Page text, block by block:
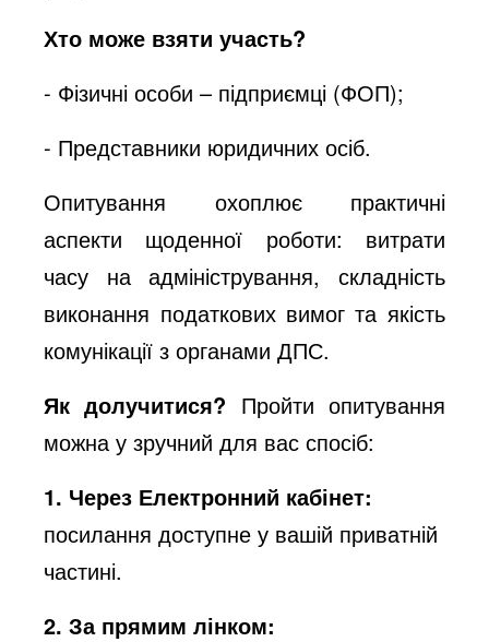
Хто може взяти участь?
- Фізичні особи – підприємці (ФОП);
- Представники юридичних осіб.
Опитування охоплює практичні
аспекти щоденної роботи: витрати
часу на адміністрування, складність
виконання податкових вимог та якість
комунікації з органами ДПС.
Як долучитися? Пройти опитування
можна у зручний для вас спосіб:
1. Через Електронний кабінет:
посилання доступне у вашій приватній
частині.
2. За прямим лінком: